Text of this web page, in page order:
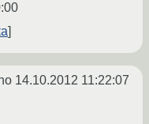
14.10.2012 11:22:07